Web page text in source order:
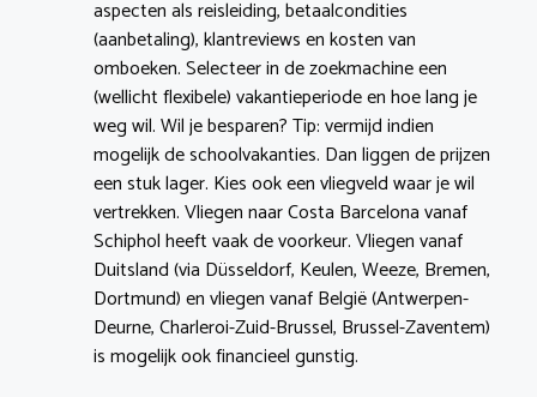
aspecten als reisleiding, betaalcondities
(aanbetaling), klantreviews en kosten van
omboeken. Selecteer in de zoekmachine een
(wellicht flexibele) vakantieperiode en hoe lang je
weg wil. Wil je besparen? Tip: vermijd indien
mogelijk de schoolvakanties. Dan liggen de prijzen
een stuk lager. Kies ook een vliegveld waar je wil
vertrekken. Vliegen naar Costa Barcelona vanaf
Schiphol heeft vaak de voorkeur. Vliegen vanaf
Duitsland (via Düsseldorf, Keulen, Weeze, Bremen,
Dortmund) en vliegen vanaf België (Antwerpen-
Deurne, Charleroi-Zuid-Brussel, Brussel-Zaventem)
is mogelijk ook financieel gunstig.